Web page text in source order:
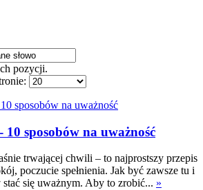
pozycji.
10 sposobów na uważność
trwającej chwili – to najprostszy przepis
poczucie spełnienia. Jak być zawsze tu i
stać się uważnym. Aby to zrobić... »